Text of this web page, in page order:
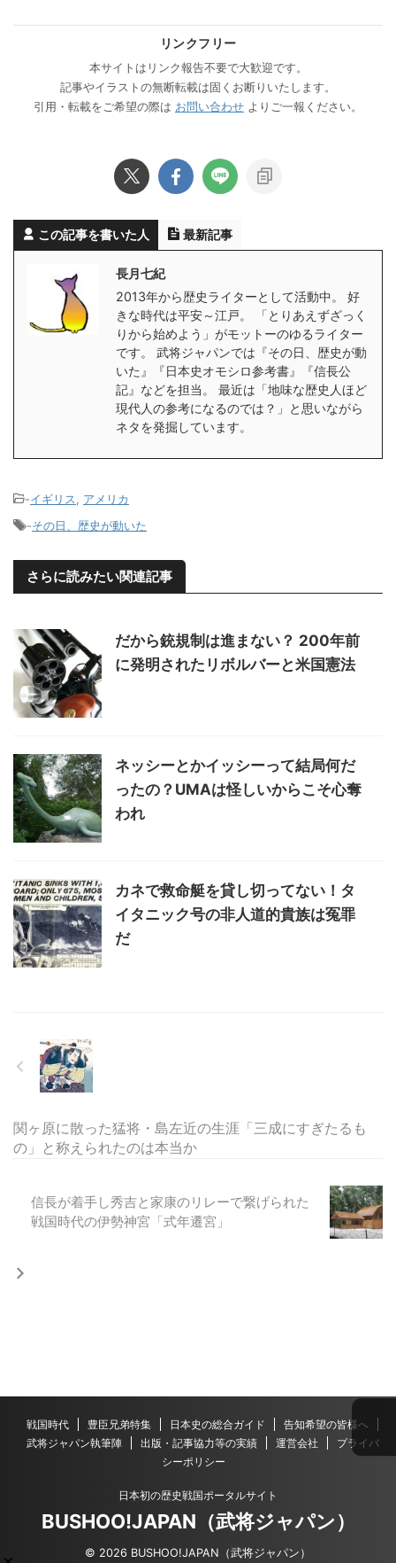
リンクフリー
本サイトはリンク報告不要で大歓迎です。
記事やイラストの無断転載は固くお断りいたします。
引用・転載をご希望の際は お問い合わせ よりご一報ください。
この記事を書いた人 最新記事
長月七紀
2013年から歴史ライターとして活動中。 好
きな時代は平安～江戸。 「とりあえずざっく
りから始めよう」がモットーのゆるライター
です。 武将ジャパンでは『その日、歴史が動
いた』『日本史オモシロ参考書』『信長公
記』などを担当。 最近は「地味な歴史人ほど
現代人の参考になるのでは？」と思いながら
ネタを発掘しています。
-イギリス
アメリカ
-その日、歴史が動いた
さらに読みたい関連記事
だから銃規制は進まない？ 200年前
に発明されたリボルバーと米国憲法
ネッシーとかイッシーって結局何だ
ったの？UMAは怪しいからこそ心奪
われ
カネで救命艇を貸し切ってない！タ
イタニック号の非人道的貴族は冤罪
だ
関ヶ原に散った猛将・島左近の生涯「三成にすぎたるも
の」と称えられたのは本当か
信長が着手し秀吉と家康のリレーで繋げられた
戦国時代の伊勢神宮「式年遷宮」
戦国時代 豊臣兄弟特集 日本史の総合ガイド
告知希望の皆様へ
武将ジャパン執筆陣
出版・記事協力等の実績 運営会社
プライバ
シーポリシー
日本初の歴史戦国ポータルサイト
BUSHOO!JAPAN（武将ジャパン）
© 2026 BUSHOO!JAPAN（武将ジャパン）